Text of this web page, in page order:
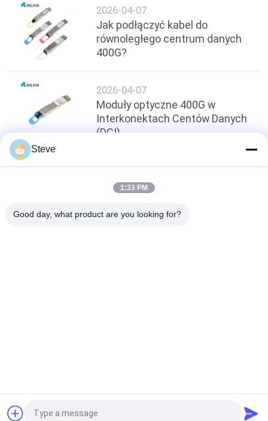
2026-04-07
Jak podłączyć kabel do
równoległego centrum danych
400G?
2026-04-07
Moduły optyczne 400G w
Interkonektach Centów Danych
(DCI)
Top
Poprosić o wycenę
Steve
1:33 PM
Good day, what product are you looking for?